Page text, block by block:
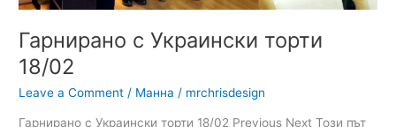
Гарнирано с Украински торти
18/02
Leave a Comment / Манна / mrchrisdesign
Гарнирано с Украински торти 18/02 Previous Next Този път